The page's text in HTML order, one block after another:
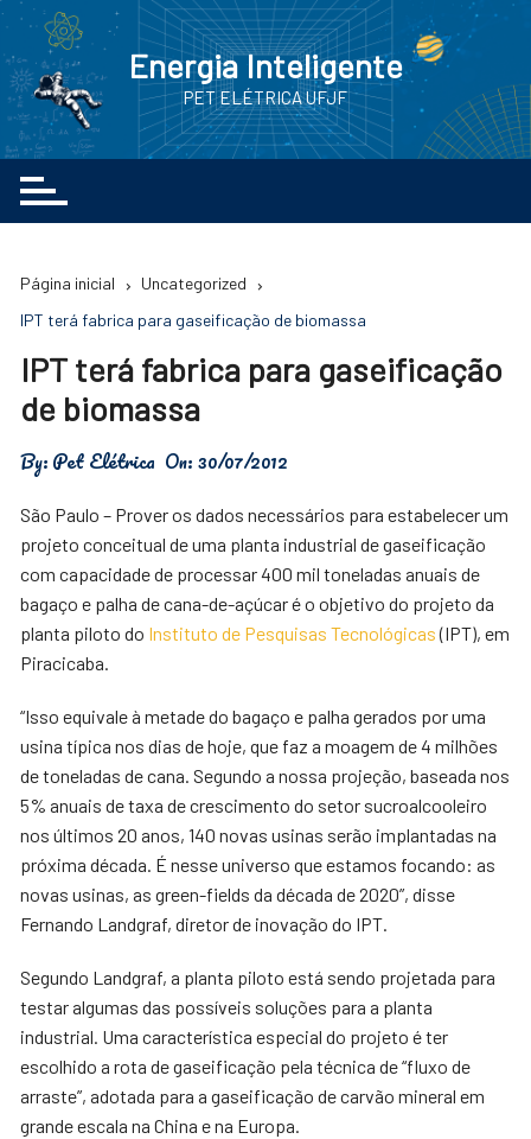
Ir
conteúdo
Energia Inteligente
PET ELÉTRICA UFJF
Página inicial
Uncategorized
IPT terá fabrica para gaseificação de biomassa
IPT terá fabrica para gaseificação
de biomassa
By:Pet Elétrica On:30/07/2012
São Paulo – Prover os dados necessários para estabelecer um
projeto conceitual de uma planta industrial de gaseificação
com capacidade de processar 400 mil toneladas anuais de
bagaço e palha de cana-de-açúcar é o objetivo do projeto da
planta piloto do Instituto de Pesquisas Tecnológicas(IPT), em
Piracicaba.
“Isso equivale à metade do bagaço e palha gerados por uma
usina típica nos dias de hoje, que faz a moagem de 4 milhões
de toneladas de cana. Segundo a nossa projeção, baseada nos
5% anuais de taxa de crescimento do setor sucroalcooleiro
nos últimos 20 anos, 140 novas usinas serão implantadas na
próxima década. É nesse universo que estamos focando: as
novas usinas, as green-fields da década de 2020”, disse
Fernando Landgraf, diretor de inovação do IPT.
Segundo Landgraf, a planta piloto está sendo projetada para
testar algumas das possíveis soluções para a planta
industrial. Uma característica especial do projeto é ter
escolhido a rota de gaseificação pela técnica de “fluxo de
arraste”, adotada para a gaseificação de carvão mineral em
grande escala na China e na Europa.